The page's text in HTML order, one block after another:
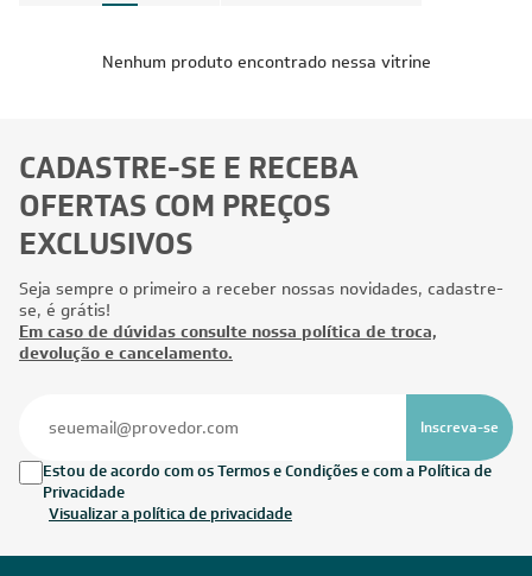
Nenhum produto encontrado nessa vitrine
CADASTRE-SE E RECEBA
OFERTAS COM PREÇOS
EXCLUSIVOS
Seja sempre o primeiro a receber nossas novidades, cadastre-
se, é grátis!
Em caso de dúvidas consulte nossa política de troca,
devolução e cancelamento.
Inscreva-se
Estou de acordo com os Termos e Condições e com a Política de
Privacidade
Visualizar a política de privacidade